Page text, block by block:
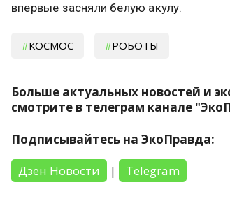
впервые засняли белую акулу.
КОСМОС РОБОТЫ
Больше актуальных новостей и
смотрите в телеграм канале
Подписывайтесь на ЭкоПравда:
Дзен Новости
| Telegram